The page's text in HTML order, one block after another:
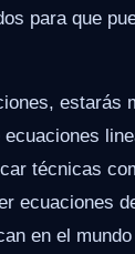
para que
estarás
técnicas
ecuaciones
en el